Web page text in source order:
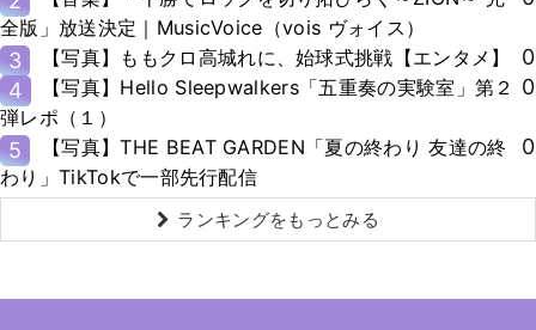
全版」放送決定｜MusicVoice（vois ヴォイス）
3 【写真】ももクロ高城れに、始球式挑戦【エンタメ】
0
4
【写真】Hello Sleepwalkers「五重奏の実験室」第２
弾レポ（１）
0
5
【写真】THE BEAT GARDEN「夏の終わり 友達の終
わり」TikTokで一部先行配信
0
ランキングをもっとみる